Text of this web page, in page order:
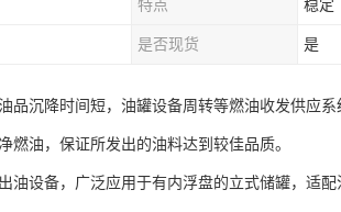
特点 稳定
是否现货 是
品沉降时间短，油罐设备周转等燃油收发供应
油，保证所发出的油料达到较佳品质。
油设备，广泛应用于有内浮盘的立式储罐，适